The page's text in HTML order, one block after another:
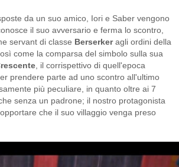
da un suo amico, Iori e Saber vengono
il suo avversario e ferma lo scontro,
servant di classe Berserkeragli ordini della
come la comparsa del simbolo sulla sua
, il corrispettivo di quell'epoca
prendere parte ad uno scontro all'ultimo
più peculiare, in quanto oltre ai 7
senza un padrone; il nostro protagonista
che il suo villaggio venga preso